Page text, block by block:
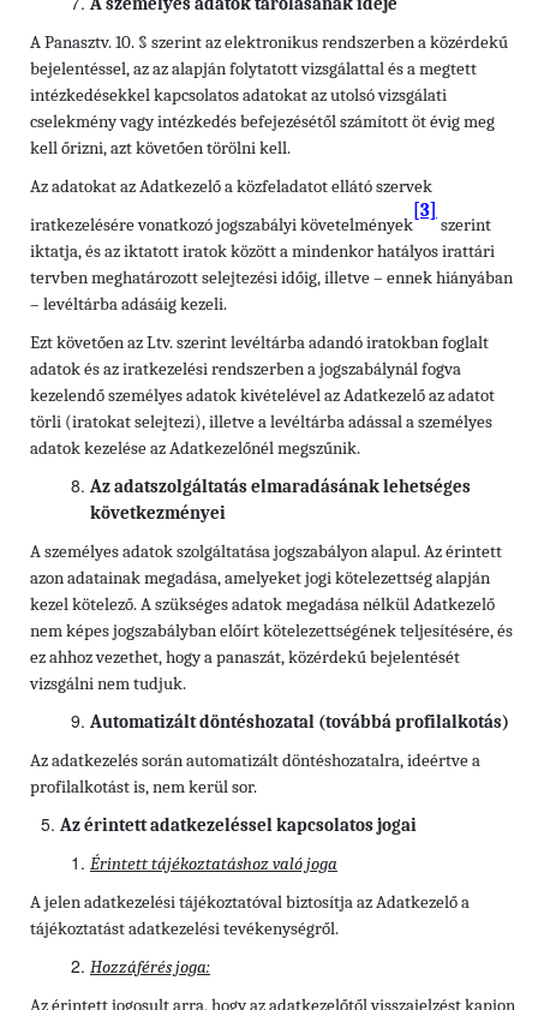
A személyes adatok tárolásának ideje
A Panasztv. 10. § szerint az elektronikus rendszerben a közérdekű
bejelentéssel, az az alapján folytatott vizsgálattal és a megtett
intézkedésekkel kapcsolatos adatokat az utolsó vizsgálati
cselekmény vagy intézkedés befejezésétől számított öt évig meg
kell őrizni, azt követően törölni kell.
Az adatokat az Adatkezelő a közfeladatot ellátó szervek
iratkezelésére vonatkozó jogszabályi követelmények
[3]
szerint
iktatja, és az iktatott iratok között a mindenkor hatályos irattári
tervben meghatározott selejtezési időig, illetve – ennek hiányában
– levéltárba adásáig kezeli.
Ezt követően az Ltv. szerint levéltárba adandó iratokban foglalt
adatok és az iratkezelési rendszerben a jogszabálynál fogva
kezelendő személyes adatok kivételével az Adatkezelő az adatot
törli (iratokat selejtezi), illetve a levéltárba adással a személyes
adatok kezelése az Adatkezelőnél megszűnik.
Az adatszolgáltatás elmaradásának lehetséges
következményei
A személyes adatok szolgáltatása jogszabályon alapul. Az érintett
azon adatainak megadása, amelyeket jogi kötelezettség alapján
kezel kötelező. A szükséges adatok megadása nélkül Adatkezelő
nem képes jogszabályban előírt kötelezettségének teljesítésére, és
ez ahhoz vezethet, hogy a panaszát, közérdekű bejelentését
vizsgálni nem tudjuk.
Automatizált döntéshozatal (továbbá profilalkotás)
Az adatkezelés során automatizált döntéshozatalra, ideértve a
profilalkotást is, nem kerül sor.
Az érintett adatkezeléssel kapcsolatos jogai
Érintett tájékoztatáshoz való joga
A jelen adatkezelési tájékoztatóval biztosítja az Adatkezelő a
tájékoztatást adatkezelési tevékenységről.
Hozzáférés joga: